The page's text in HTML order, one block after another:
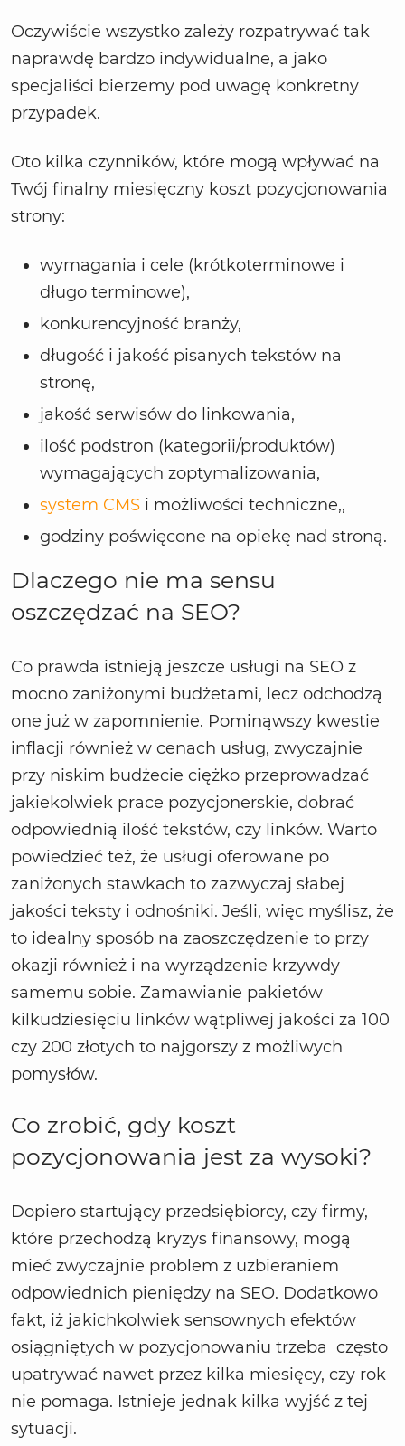
Oczywiście wszystko zależy rozpatrywać tak
naprawdę bardzo indywidualne, a jako
specjaliści bierzemy pod uwagę konkretny
przypadek.
Oto kilka czynników, które mogą wpływać na
Twój finalny miesięczny koszt pozycjonowania
strony:
wymagania i cele (krótkoterminowe i
długo terminowe),
konkurencyjność branży,
długość i jakość pisanych tekstów na
stronę,
jakość serwisów do linkowania,
ilość podstron (kategorii/produktów)
wymagających zoptymalizowania,
system CMS i możliwości techniczne,,
godziny poświęcone na opiekę nad stroną.
Dlaczego nie ma sensu
oszczędzać na SEO?
Co prawda istnieją jeszcze usługi na SEO z
mocno zaniżonymi budżetami, lecz odchodzą
one już w zapomnienie. Pominąwszy kwestie
inflacji również w cenach usług, zwyczajnie
przy niskim budżecie ciężko przeprowadzać
jakiekolwiek prace pozycjonerskie, dobrać
odpowiednią ilość tekstów, czy linków. Warto
powiedzieć też, że usługi oferowane po
zaniżonych stawkach to zazwyczaj słabej
jakości teksty i odnośniki. Jeśli, więc myślisz, że
to idealny sposób na zaoszczędzenie to przy
okazji również i na wyrządzenie krzywdy
samemu sobie. Zamawianie pakietów
kilkudziesięciu linków wątpliwej jakości za 100
czy 200 złotych to najgorszy z możliwych
pomysłów.
Co zrobić, gdy koszt
pozycjonowania jest za wysoki?
Dopiero startujący przedsiębiorcy, czy firmy,
które przechodzą kryzys finansowy, mogą
mieć zwyczajnie problem z uzbieraniem
odpowiednich pieniędzy na SEO. Dodatkowo
fakt, iż jakichkolwiek sensownych efektów
osiągniętych w pozycjonowaniu trzeba często
upatrywać nawet przez kilka miesięcy, czy rok
nie pomaga. Istnieje jednak kilka wyjść z tej
sytuacji.